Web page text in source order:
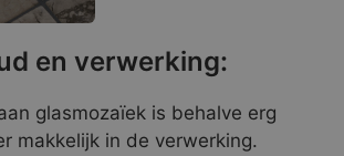
en verwerking:
glasmozaïek is behalve erg
makkelijk in de verwerking.